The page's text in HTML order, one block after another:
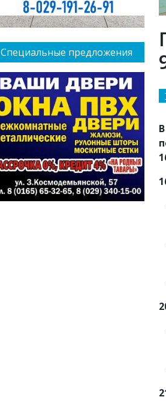
Специальные предложения